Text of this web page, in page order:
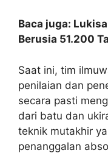
Baca juga:
Berusia 51.200
Saat ini, tim
penilaian dan
secara pasti
dari batu dan
teknik mutakhir
penanggalan